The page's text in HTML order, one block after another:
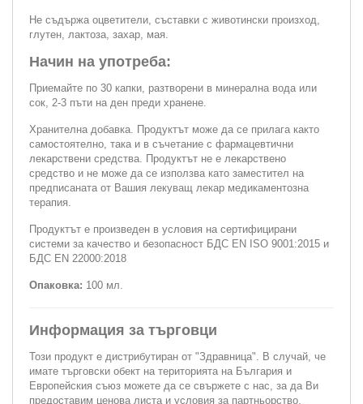
Не съдържа оцветители, съставки с животински произход,
глутен, лактоза, захар, мая.
Начин на употреба:
Приемайте по 30 капки, разтворени в минерална вода или
сок, 2-3 пъти на ден преди хранене.
Хранителна добавка. Продуктът може да се прилага както
самостоятелно, така и в съчетание с фармацевтични
лекарствени средства. Продуктът не е лекарствено
средство и не може да се използва като заместител на
предписаната от Вашия лекуващ лекар медикаментозна
терапия.
Продуктът е произведен в условия на сертифицирани
системи за качество и безопасност БДС EN ISO 9001:2015 и
БДС EN 22000:2018
Опаковка: 100 мл.
Информация за търговци
Този продукт е дистрибутиран от "Здравница". В случай, че
имате търговски обект на територията на България и
Европейския съюз можете да се свържете с нас, за да Ви
предоставим ценова листа и условия за партньорство.